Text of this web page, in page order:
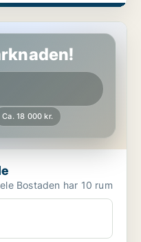
Ca. 18 000 kr.
Hus att hyra i Sollefteå, Långsele Bostaden har 10 rum